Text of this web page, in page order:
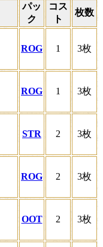
パッ
ク
コス
ト
枚数
ROG 1 3枚
ROG 1 3枚
STR 2 3枚
ROG 2 3枚
OOT 2 3枚